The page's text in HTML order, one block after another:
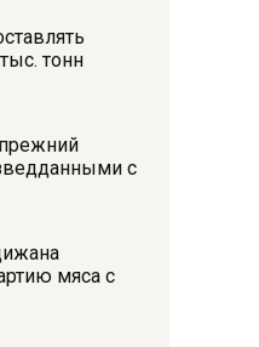
тонн
с
мяса с